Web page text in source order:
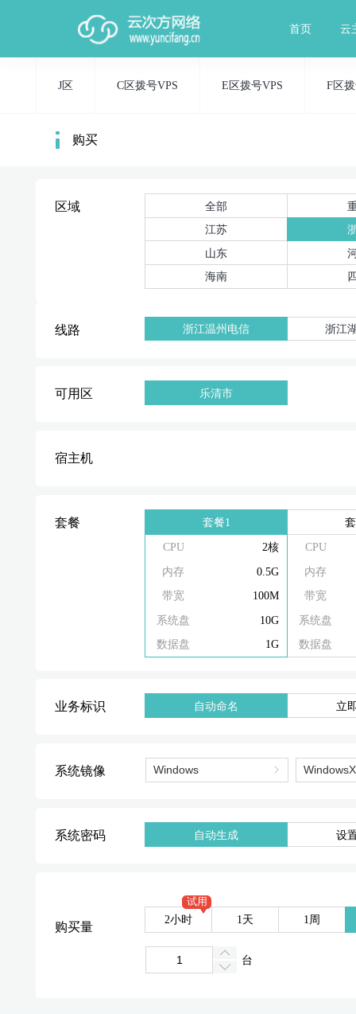
首页 云
J区 C区拨号VPS E区拨号VPS F区
购买
区域 全部
江苏
山东
海南
线路 浙江温州电信 浙江
可用区 乐清市
宿主机
套餐
套餐1
CPU
2核
内存
0.5G
带宽
100M
系统盘
10G
数据盘
1G
CPU
内存
带宽
系统盘
数据盘
业务标识 自动命名 立
系统镜像
系统密码 自动生成 设
购买量
2小时
试用
1天 1周
台